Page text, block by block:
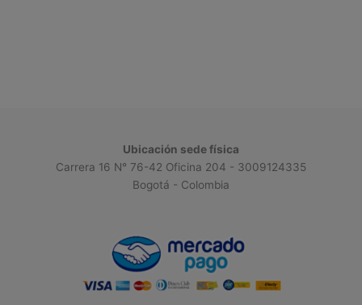
Ubicación sede física
Carrera 16 N° 76-42 Oficina 204 - 3009124335
Bogotá - Colombia